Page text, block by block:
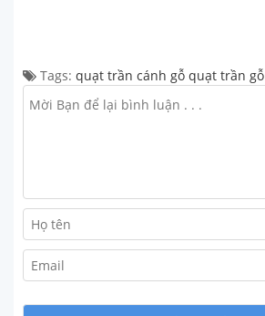
Tags: quạt trần cánh gỗ quạt trần gỗ